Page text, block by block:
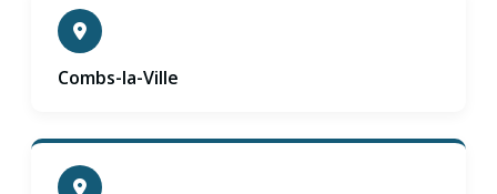
Combs-la-Ville